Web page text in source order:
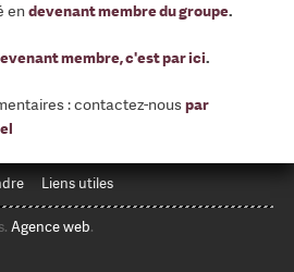
endevenant membre du groupe.
membre, c'est par ici.
: contactez-nouspar
Liens utiles
Agence web.